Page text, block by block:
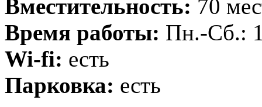
Вместительность: 70
Время работы: Пн.-Сб.:
Wi-fi: есть
Парковка: есть